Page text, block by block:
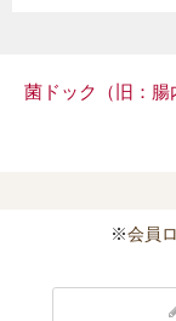
菌ドック（旧：
※会員